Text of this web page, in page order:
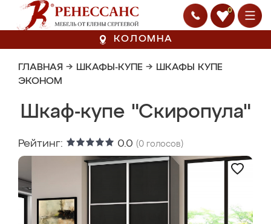
0
КОЛОМНА
ГЛАВНАЯ → ШКАФЫ-КУПЕ → ШКАФЫ КУПЕ
ЭКОНОМ
Шкаф-купе "Скиропула"
Рейтинг: 0.0 (0 голосов)